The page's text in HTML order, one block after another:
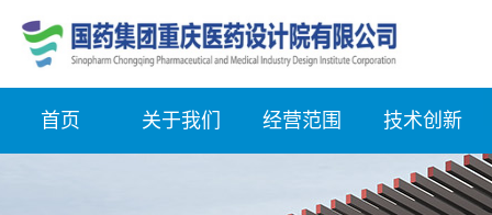
首页 关于我们 经营范围 技术创新